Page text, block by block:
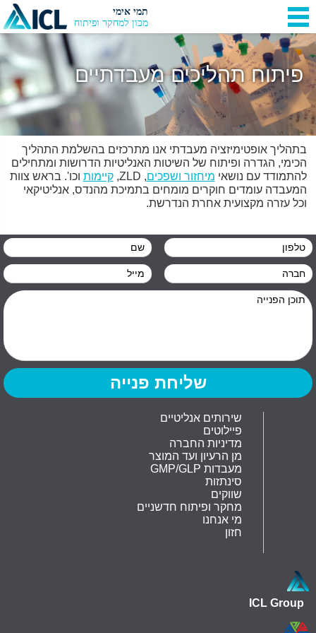
תמי אימי
מכון למחקר ופיתוח
פיתוח תהליכים מעבדתיים
בתהליך אופטימיזציה מעבדתי אנו מתרכזים בהשלמת התהליך
הכימי, הגדרה ופיתוח של השיטות האנליטיות הדרושות ומתחילים
להתמודד עם נושאי מיחזור ושפכים, ZLD, קיימות וכו'. בראש צוות
המעבדה עומדים חוקרים מומחים בתמיכת מהנדס, אנליטיקאי
וכל עזרה מקצועית אחרת הנדרשת.
שירותים אנליטיים
פיילוטים
מדיניות החברה
מן הרעיון ועד המוצר
GMP/GLP מעבדות
סינתזות
שווקים
מחקר ופיתוח חדשניים
מי אנחנו
חזון
ICL Group